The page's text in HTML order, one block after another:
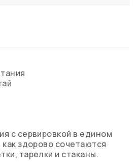
с сервировкой в едином
здорово сочетаются
тарелки и стаканы.